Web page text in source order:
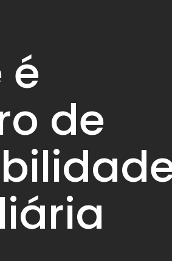
é
de